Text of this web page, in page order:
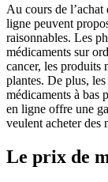
Au cours de l’achat
ligne peuvent
raisonnables. Les
médicaments sur
cancer, les produits
plantes. De plus,
médicaments à bas
en ligne offre une
veulent acheter des
Le prix de